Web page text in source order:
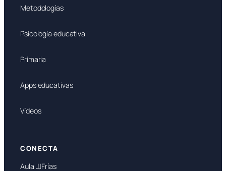
Metodologías
Psicología educativa
Primaria
Apps educativas
Vídeos
CONECTA
Aula JJFrías